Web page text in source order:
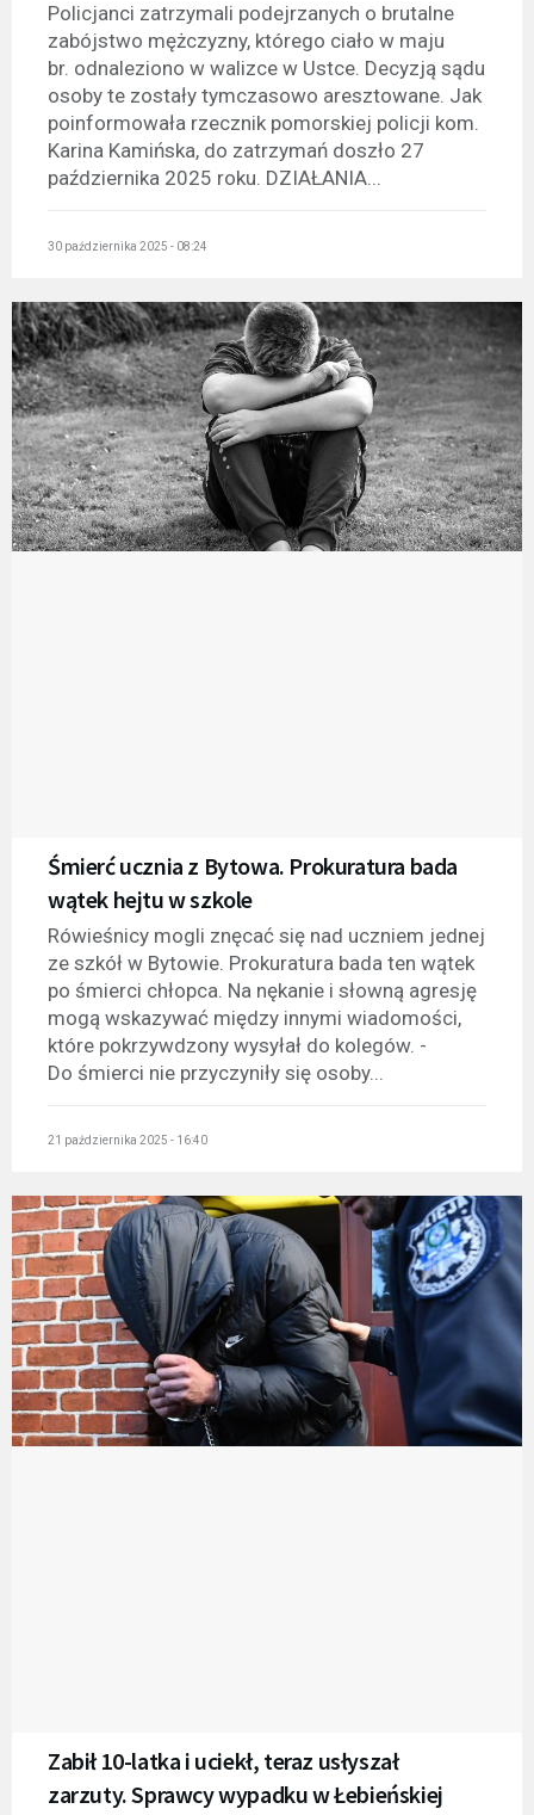
Policjanci zatrzymali podejrzanych o brutalne
zabójstwo mężczyzny, którego ciało w maju
br. odnaleziono w walizce w Ustce. Decyzją sądu
osoby te zostały tymczasowo aresztowane. Jak
poinformowała rzecznik pomorskiej policji kom.
Karina Kamińska, do zatrzymań doszło 27
października 2025 roku. DZIAŁANIA...
30 października 2025 - 08:24
Śmierć ucznia z Bytowa. Prokuratura bada
wątek hejtu w szkole
Rówieśnicy mogli znęcać się nad uczniem jednej
ze szkół w Bytowie. Prokuratura bada ten wątek
po śmierci chłopca. Na nękanie i słowną agresję
mogą wskazywać między innymi wiadomości,
które pokrzywdzony wysyłał do kolegów. -
Do śmierci nie przyczyniły się osoby...
21 października 2025 - 16:40
Zabił 10-latka i uciekł, teraz usłyszał
zarzuty. Sprawcy wypadku w Łebieńskiej